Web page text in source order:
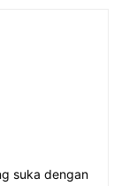
suka dengan